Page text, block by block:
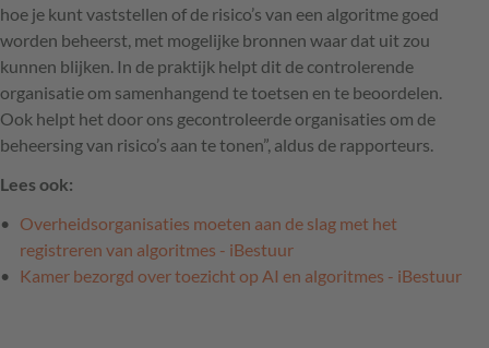
hoe je kunt vaststellen of de risico’s van een algoritme goed
worden beheerst, met mogelijke bronnen waar dat uit zou
kunnen blijken. In de praktijk helpt dit de controlerende
organisatie om samenhangend te toetsen en te beoordelen.
Ook helpt het door ons gecontroleerde organisaties om de
beheersing van risico’s aan te tonen”, aldus de rapporteurs.
Lees ook:
Overheidsorganisaties moeten aan de slag met het
registreren van algoritmes - iBestuur
Kamer bezorgd over toezicht op AI en algoritmes - iBestuur